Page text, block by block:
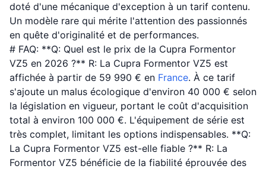
doté d'une mécanique d'exception à un tarif contenu.
Un modèle rare qui mérite l'attention des passionnés
en quête d'originalité et de performances.
# FAQ: **Q: Quel est le prix de la Cupra Formentor
VZ5 en 2026 ?** R: La Cupra Formentor VZ5 est
affichée à partir de 59 990 € en France. À ce tarif
s'ajoute un malus écologique d'environ 40 000 € selon
la législation en vigueur, portant le coût d'acquisition
total à environ 100 000 €. L'équipement de série est
très complet, limitant les options indispensables. **Q:
La Cupra Formentor VZ5 est-elle fiable ?** R: La
Formentor VZ5 bénéficie de la fiabilité éprouvée des